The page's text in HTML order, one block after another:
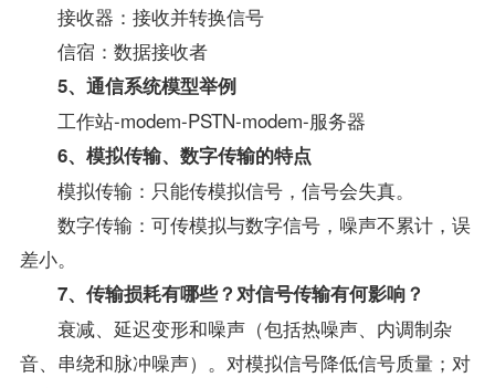
接收器：接收并转换信号
信宿：数据接收者
5、通信系统模型举例
工作站-modem-PSTN-modem-服务器
6、模拟传输、数字传输的特点
模拟传输：只能传模拟信号，信号会失真。
数字传输：可传模拟与数字信号，噪声不累计，误
差小。
7、传输损耗有哪些？对信号传输有何影响？
衰减、延迟变形和噪声（包括热噪声、内调制杂
音、串绕和脉冲噪声）。对模拟信号降低信号质量；对